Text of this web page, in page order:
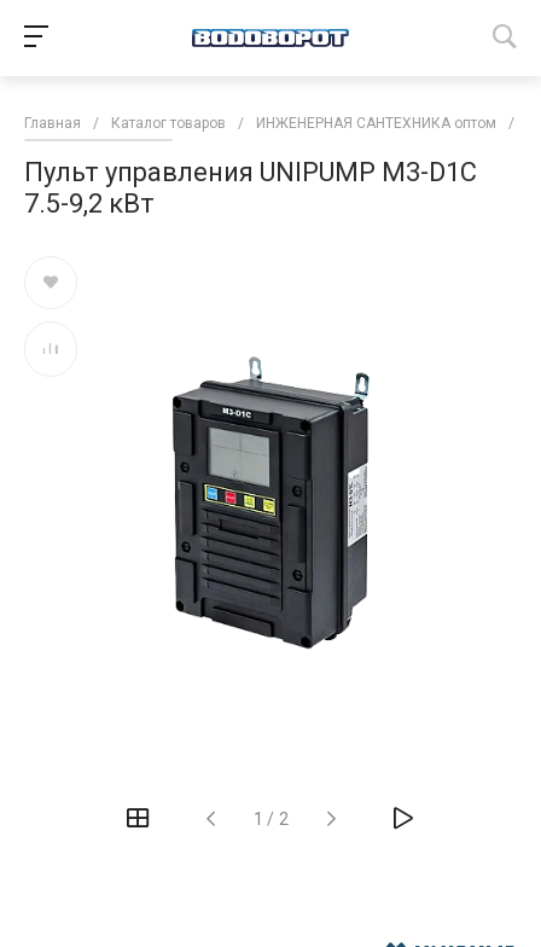
Главная / Каталог товаров / ИНЖЕНЕРНАЯ САНТЕХНИКА оптом /
Пульт управления UNIPUMP M3-D1C
7.5-9,2 кВт
1 / 2